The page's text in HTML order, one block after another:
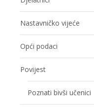
Nastavničko vijeće
Opći podaci
Povijest
Poznati bivši učenici